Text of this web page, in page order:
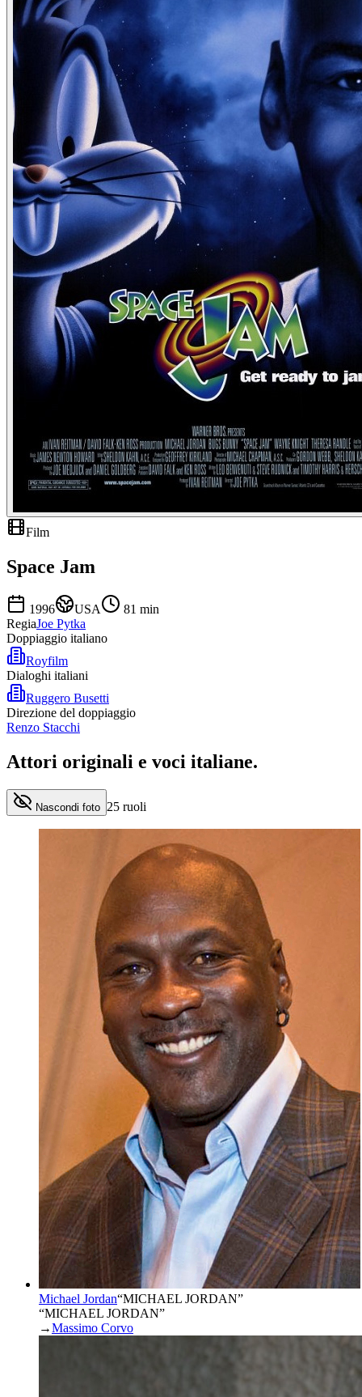
Film
Space Jam
1996 USA 81 min
RegiaJoe Pytka
Doppiaggio italiano
Royfilm
Dialoghi italiani
Ruggero Busetti
Direzione del doppiaggio
Renzo Stacchi
Attori originali e voci italiane.
Nascondi foto 25 ruoli
Michael Jordan“MICHAEL JORDAN”
“MICHAEL JORDAN”
→Massimo Corvo